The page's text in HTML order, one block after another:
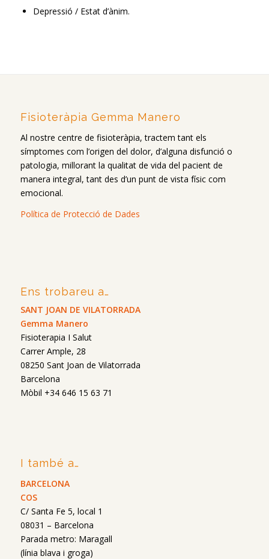
Depressió / Estat d’ànim.
Fisioteràpia Gemma Manero
Al nostre centre de fisioteràpia, tractem tant els
símptomes com l’origen del dolor, d’alguna disfunció o
patologia, millorant la qualitat de vida del pacient de
manera integral, tant des d’un punt de vista físic com
emocional.
Política de Protecció de Dades
Ens trobareu a…
SANT JOAN DE VILATORRADA
Gemma Manero
Fisioterapia I Salut
Carrer Ample, 28
08250 Sant Joan de Vilatorrada
Barcelona
Mòbil +34 646 15 63 71
I també a…
BARCELONA
COS
C/ Santa Fe 5, local 1
08031 – Barcelona
Parada metro: Maragall
(línia blava i groga)